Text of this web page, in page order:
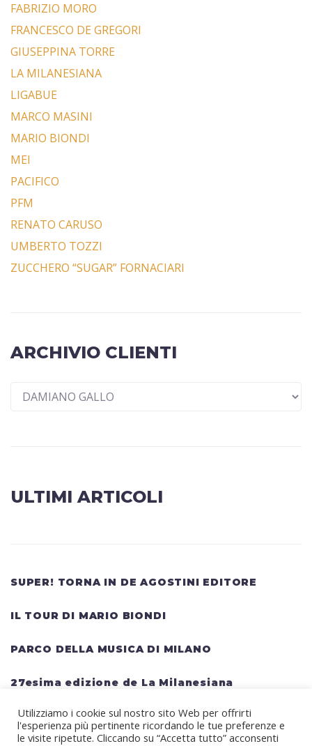
FABRIZIO MORO
FRANCESCO DE GREGORI
GIUSEPPINA TORRE
LA MILANESIANA
LIGABUE
MARCO MASINI
MARIO BIONDI
MEI
PACIFICO
PFM
RENATO CARUSO
UMBERTO TOZZI
ZUCCHERO “SUGAR” FORNACIARI
ARCHIVIO CLIENTI
ULTIMI ARTICOLI
SUPER! TORNA IN DE AGOSTINI EDITORE
IL TOUR DI MARIO BIONDI
PARCO DELLA MUSICA DI MILANO
27esima edizione de La Milanesiana
HELLWATT FESTIVAL: una lineup gigantesca
per il festival estivo TRAVIS SCOTT, KANYE
Utilizziamo i cookie sul nostro sito Web per offrirti
l'esperienza più pertinente ricordando le tue preferenze e
le visite ripetute. Cliccando su “Accetta tutto” acconsenti